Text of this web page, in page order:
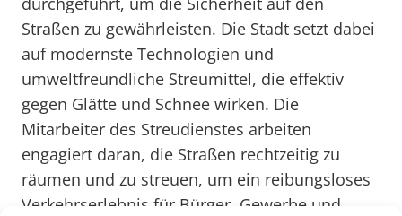
Straßen zu gewährleisten. Die Stadt setzt dabei
auf modernste Technologien und
umweltfreundliche Streumittel, die effektiv
gegen Glätte und Schnee wirken. Die
Mitarbeiter des Streudienstes arbeiten
engagiert daran, die Straßen rechtzeitig zu
räumen und zu streuen, um ein reibungsloses
Verkehrserlebnis für Bürger, Gewerbe und